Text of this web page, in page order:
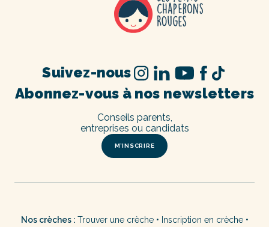
Abonnez-vous à nos newsletters
M’INSCRIRE
Conseils parents,
entreprises ou candidats
Suivez-nous
Nos crèches : Trouver une crèche• Inscription en crèche•